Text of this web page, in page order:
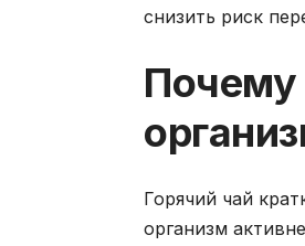
снизить риск
Почему
Горячий чай
организм